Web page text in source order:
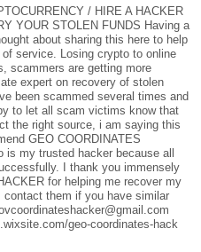
/ HIRE A HACKER
YOUR STOLEN FUNDS Having a
about sharing this here to help
service. Losing crypto to online
scammers are getting more
expert on recovery of stolen
been scammed several times and
to let all scam victims know that
the right source, i am saying this
GEO COORDINATES
is my trusted hacker because all
I thank you immensely
for helping me recover my
contact them if you have similar
geo-coordinates-hack